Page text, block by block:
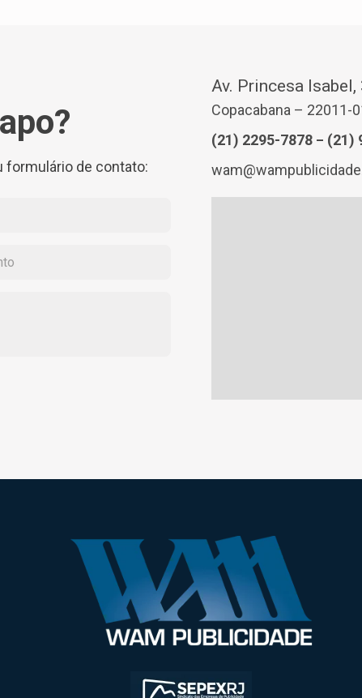
formulário de contato:
Av. Princesa
Copacabana – 22011-
(21) 2295-7878 – (21)